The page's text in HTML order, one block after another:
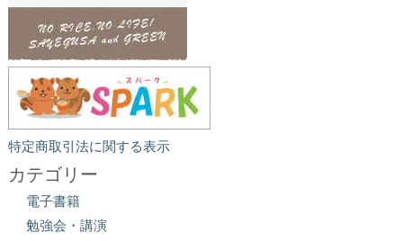
特定商取引法に関する表示
カテゴリー
電子書籍
勉強会・講演